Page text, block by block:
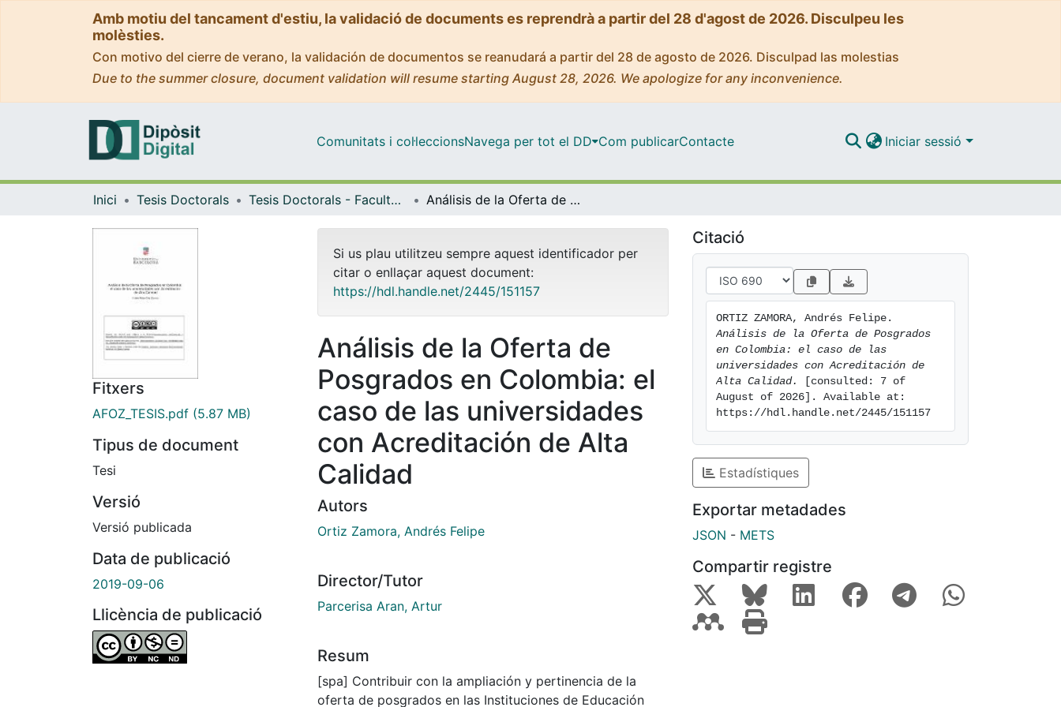
Amb motiu del tancament d'estiu, la validació de documents es reprendrà a partir del 28 d'agost de 2026. Disculpeu les
molèsties.
Con motivo del cierre de verano, la validación de documentos se reanudará a partir del 28 de agosto de 2026. Disculpad las molestias
Due to the summer closure, document validation will resume starting August 28, 2026. We apologize for any inconvenience.
Comunitats i col·leccionsNavega per tot el DD Com publicarContacte Iniciar sessió
Inici Tesis Doctorals Tesis Doctorals - Facultat - Educació Análisis de la Oferta de Posgrados en Colombia: el caso de las universidades con Acreditación de Alta Calidad
Fitxers
AFOZ_TESIS.pdf (5.87 MB)
Tipus de document
Tesi
Versió
Versió publicada
Data de publicació
2019-09-06
Llicència de publicació
Si us plau utilitzeu sempre aquest identificador per
citar o enllaçar aquest document:
https://hdl.handle.net/2445/151157
Análisis de la Oferta de
Posgrados en Colombia: el
caso de las universidades
con Acreditación de Alta
Calidad
Autors
Ortiz Zamora, Andrés Felipe
Director/Tutor
Parcerisa Aran, Artur
Resum
[spa] Contribuir con la ampliación y pertinencia de la
oferta de posgrados en las Instituciones de Educación
Citació
Análisis de la Oferta de Posgrados
en Colombia: el caso de las
universidades con Acreditación de
Alta Calidad.
[consulted: 7 of
August of 2026]. Available at:
https://hdl.handle.net/2445/151157
Estadístiques
Exportar metadades
JSON - METS
Compartir registre